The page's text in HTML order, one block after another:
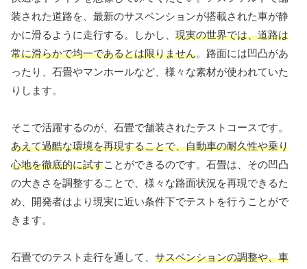
装された道路を、最新のサスペンションが搭載された車が静
かに滑るように走行する。しかし、 現実の世界では、道路は
常に滑らかで均一であるとは限りません。路面には凹凸があ
ったり、石畳やマンホールなど、様々な素材が使われていた
りします。
そこで活躍するのが、石畳で舗装されたテストコースです。
あえて過酷な環境を再現することで、自動車の耐久性や乗り
心地を徹底的に試すことができるのです。石畳は、その凹凸
の大きさを調整することで、様々な路面状況を再現できるた
め、開発者はより現実に近い条件下でテストを行うことがで
きます。
石畳でのテスト走行を通して、 サスペンションの調整や、車